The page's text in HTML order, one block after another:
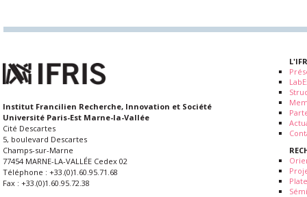
Institut Francilien Recherche, Innovation et Société
Université Paris-Est Marne-la-Vallée
Cité Descartes
5, boulevard Descartes
Champs-sur-Marne
77454 MARNE-LA-VALLÉE Cedex 02
Téléphone : +33.(0)1.60.95.71.68
Fax : +33.(0)1.60.95.72.38